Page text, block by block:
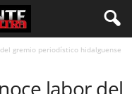
gremio periodístico hidalguense
labor del